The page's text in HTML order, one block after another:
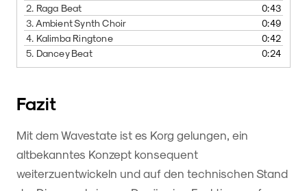
2. Raga Beat
0:43
3. Ambient Synth Choir
0:49
4. Kalimba Ringtone
0:42
5. Dancey Beat 0:24
Fazit
Mit dem Wavestate ist es Korg gelungen, ein
altbekanntes Konzept konsequent
weiterzuentwickeln und auf den technischen Stand